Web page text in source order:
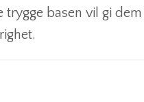
basen vil gi